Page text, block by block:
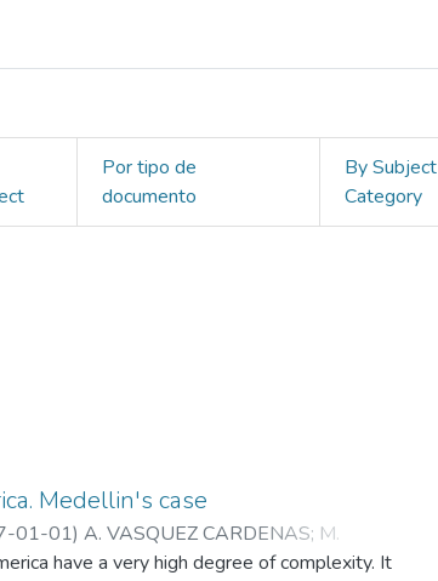
Por tipo de
documento
By Subject
Category
Medellin's case
01-01) A. VASQUEZ CARDENAS; M.
;M. MONTOYA BRAND;D. ROJAS BERMEO
have a very high degree of complexity. It